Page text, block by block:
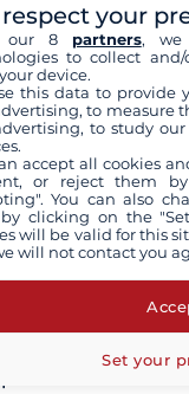
your
our 8 partners, we
to collect
device.
this data to provide
to measure
to study
accept all cookies
or reject them
You can also
clicking on the
will be valid for this
will not contact you
Set your